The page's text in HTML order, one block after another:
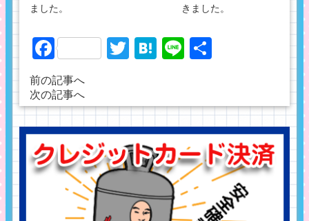
ました。
きました。
FacebookTwitter
Hatena
Line
前の記事へ
次の記事へ